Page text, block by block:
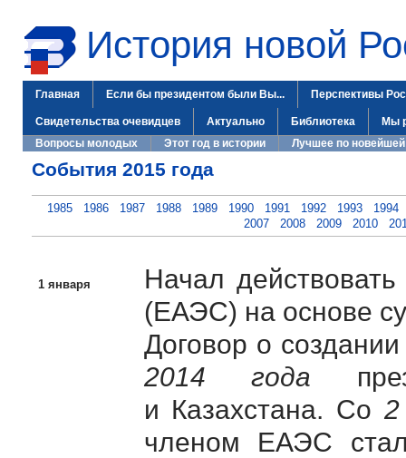
История новой
Главная Если бы президентом были Вы... Перспективы
Свидетельства очевидцев Актуально Библиотека
Мы
Вопросы молодых
Этот год в истории Лучшее по новейшей
События 2015 года
1985 1986 1987 1988 1989 1990 1991 1992 1993
1994
2007
2008 2009 2010
1 января
Начал
(ЕАЭС) на основе
Договор о
2014 года
и Казахстана. Со2
членом ЕАЭС